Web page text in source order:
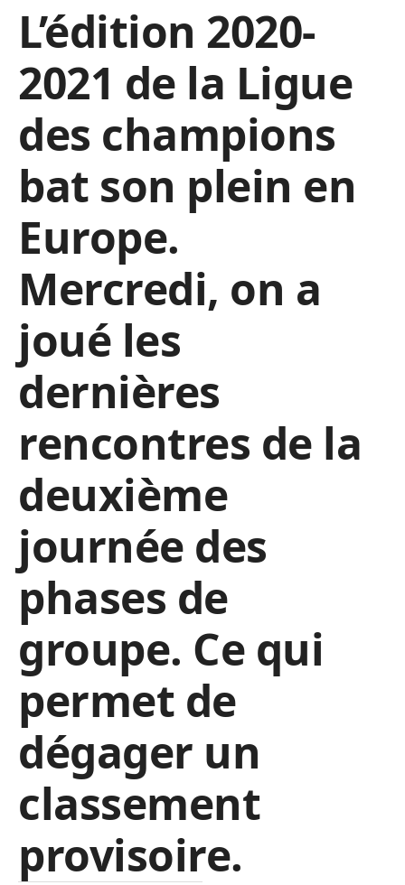
L’édition 2020-
2021 de la Ligue
des champions
bat son plein en
Europe.
Mercredi, on a
joué les
dernières
rencontres de la
deuxième
journée des
phases de
groupe. Ce qui
permet de
dégager un
classement
provisoire.